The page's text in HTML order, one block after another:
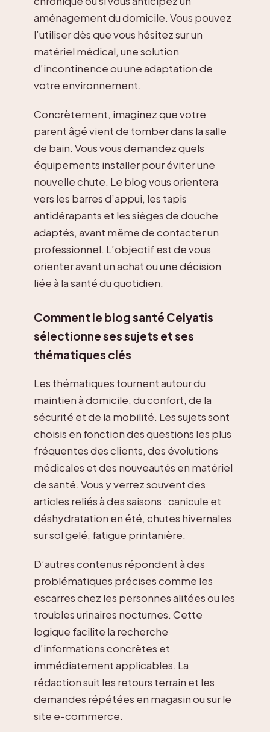
aménagement du domicile. Vous pouvez
l’utiliser dès que vous hésitez sur un
matériel médical, une solution
d’incontinence ou une adaptation de
votre environnement.
Concrètement, imaginez que votre
parent âgé vient de tomber dans la salle
de bain. Vous vous demandez quels
équipements installer pour éviter une
nouvelle chute. Le blog vous orientera
vers les barres d’appui, les tapis
antidérapants et les sièges de douche
adaptés, avant même de contacter un
professionnel. L’objectif est de vous
orienter avant un achat ou une décision
liée à la santé du quotidien.
Comment le blog santé Celyatis
sélectionne ses sujets et ses
thématiques clés
Les thématiques tournent autour du
maintien à domicile, du confort, de la
sécurité et de la mobilité. Les sujets sont
choisis en fonction des questions les plus
fréquentes des clients, des évolutions
médicales et des nouveautés en matériel
de santé. Vous y verrez souvent des
articles reliés à des saisons : canicule et
déshydratation en été, chutes hivernales
sur sol gelé, fatigue printanière.
D’autres contenus répondent à des
problématiques précises comme les
escarres chez les personnes alitées ou les
troubles urinaires nocturnes. Cette
logique facilite la recherche
d’informations concrètes et
immédiatement applicables. La
rédaction suit les retours terrain et les
demandes répétées en magasin ou sur le
site e-commerce.